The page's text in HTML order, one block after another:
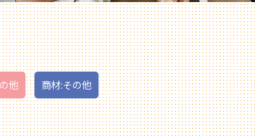
他 商材:その他